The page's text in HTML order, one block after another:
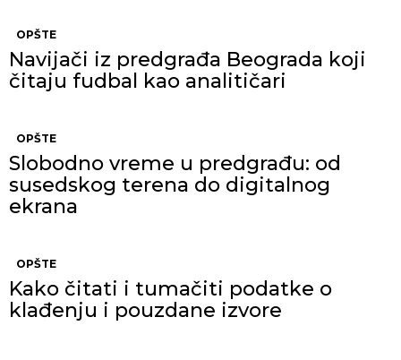
OPŠTE
Navijači iz predgrađa Beograda koji
čitaju fudbal kao analitičari
OPŠTE
Slobodno vreme u predgrađu: od
susedskog terena do digitalnog
ekrana
OPŠTE
Kako čitati i tumačiti podatke o
klađenju i pouzdane izvore